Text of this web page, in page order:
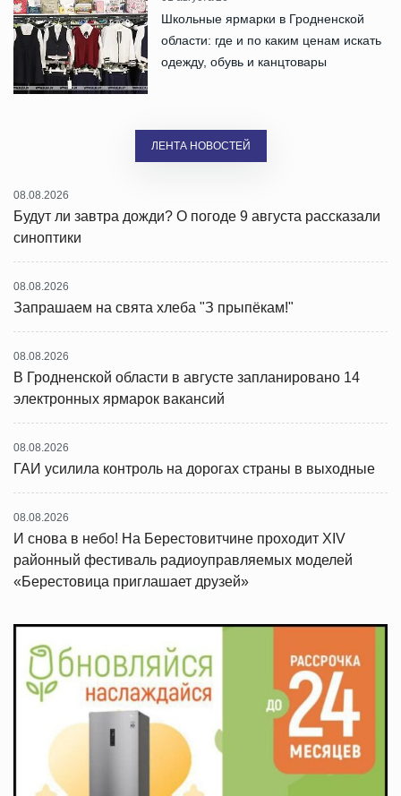
Школьные ярмарки в Гродненской
области: где и по каким ценам искать
одежду, обувь и канцтовары
ЛЕНТА НОВОСТЕЙ
08.08.2026
Будут ли завтра дожди? О погоде 9 августа рассказали
синоптики
08.08.2026
Запрашаем на свята хлеба "З прыпёкам!"
08.08.2026
В Гродненской области в августе запланировано 14
электронных ярмарок вакансий
08.08.2026
ГАИ усилила контроль на дорогах страны в выходные
08.08.2026
И снова в небо! На Берестовитчине проходит XIV
районный фестиваль радиоуправляемых моделей
«Берестовица приглашает друзей»